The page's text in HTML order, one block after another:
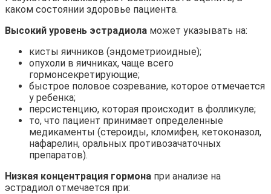
каком состоянии здоровье пациента.
Высокий уровень эстрадиола может указывать на:
кисты яичников (эндометриоидные);
опухоли в яичниках, чаще всего
гормонсекретирующие;
быстрое половое созревание, которое отмечается
у ребенка;
персистенцию, которая происходит в фолликуле;
то, что пациент принимает определенные
медикаменты (стероиды, кломифен, кетоконазол,
нафарелин, оральных противозачаточных
препаратов).
Низкая концентрация гормона при анализе на
эстрадиол отмечается при: